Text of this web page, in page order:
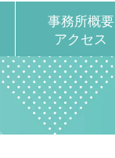
事務所概要
アクセス